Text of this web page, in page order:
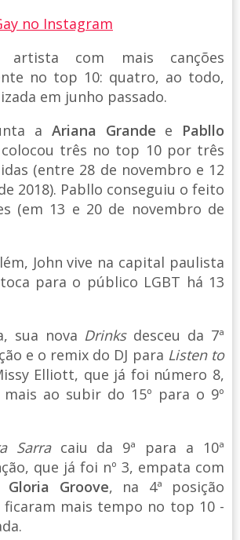
no Instagram
com mais canções
no top 10: quatro, ao todo,
em junho passado.
a Ariana Grande e Pabllo
colocou três no top 10 por três
(entre 28 de novembro e 12
2018). Pabllo conseguiu o feito
(em 13 e 20 de novembro de
John vive na capital paulista
para o público LGBT há 13
sua nova Drinksdesceu da 7ª
e o remix do DJ para Listen to
Elliott, que já foi número 8,
ao subir do 15º para o 9º
Sarracaiu da 9ª para a 10ª
que já foi nº 3, empata com
Gloria Groove, na 4ª posição
ficaram mais tempo no top 10 -